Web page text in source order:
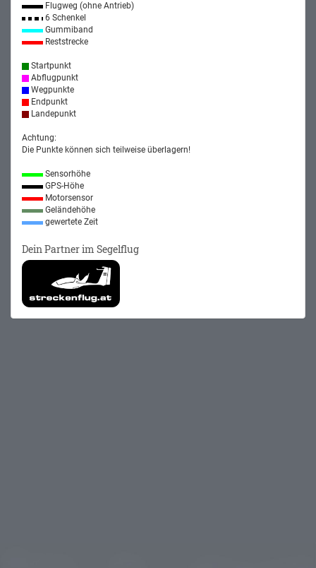
Flugweg (ohne Antrieb)
6 Schenkel
Gummiband
Reststrecke
Startpunkt
Abflugpunkt
Wegpunkte
Endpunkt
Landepunkt
Achtung:
Die Punkte können sich teilweise überlagern!
Sensorhöhe
GPS-Höhe
Motorsensor
Geländehöhe
gewertete Zeit
Dein Partner im Segelflug